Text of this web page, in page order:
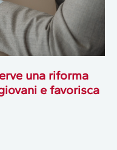
una riforma
e favorisca